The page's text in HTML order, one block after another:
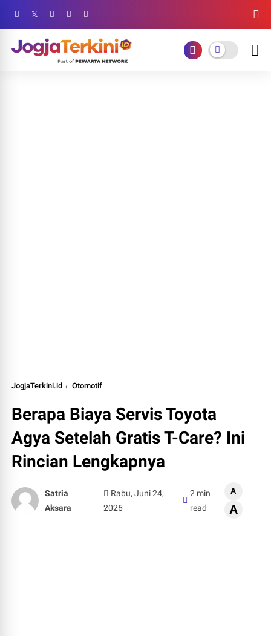
JogjaTerkini.id Otomotif
Berapa Biaya Servis Toyota
Agya Setelah Gratis T-Care? Ini
Rincian Lengkapnya
Satria
Aksara
Rabu, Juni 24,
2026
2 min
read
A
A